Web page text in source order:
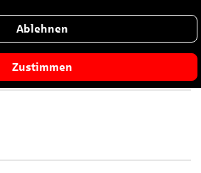
Ablehnen
Zustimmen